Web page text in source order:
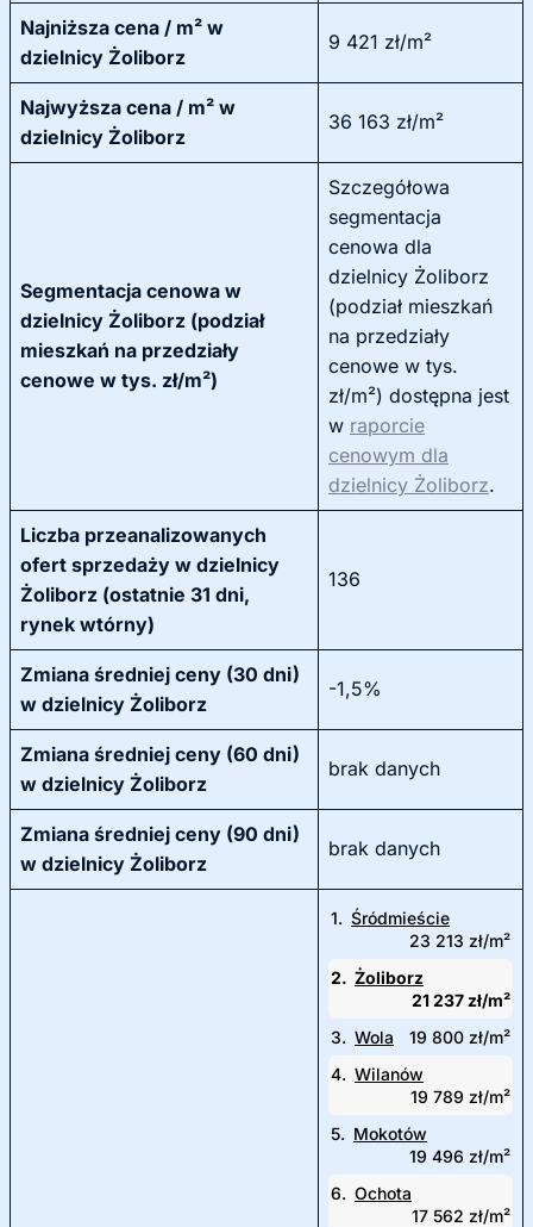
Najniższa cena / m² w
dzielnicy Żoliborz
9 421 zł/m²
Najwyższa cena / m² w
dzielnicy Żoliborz
36 163 zł/m²
Segmentacja cenowa w
dzielnicy Żoliborz (podział
mieszkań na przedziały
cenowe w tys. zł/m²)
Szczegółowa
segmentacja
cenowa dla
dzielnicy Żoliborz
(podział mieszkań
na przedziały
cenowe w tys.
zł/m²) dostępna jest
w raporcie
cenowym dla
dzielnicy Żoliborz.
Liczba przeanalizowanych
ofert sprzedaży w dzielnicy
Żoliborz (ostatnie 31 dni,
rynek wtórny)
136
Zmiana średniej ceny (30 dni)
w dzielnicy Żoliborz
-1,5%
Zmiana średniej ceny (60 dni)
w dzielnicy Żoliborz
brak danych
Zmiana średniej ceny (90 dni)
w dzielnicy Żoliborz
brak danych
1. Śródmieście
23 213 zł/m²
2. Żoliborz
21 237 zł/m²
3. Wola
19 800 zł/m²
4. Wilanów
19 789 zł/m²
5. Mokotów
19 496 zł/m²
6. Ochota
17 562 zł/m²